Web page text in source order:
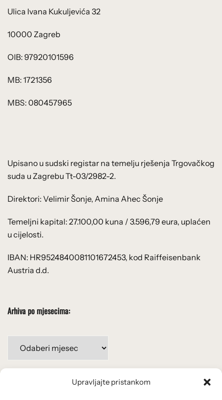
Upravljajte pristankom
Ulica Ivana Kukuljevića 32
10000 Zagreb
OIB: 97920101596
MB: 1721356
MBS: 080457965
Upisano u sudski registar na temelju rješenja Trgovačkog
suda u Zagrebu Tt-03/2982-2.
Direktori: Velimir Šonje, Amina Ahec Šonje
Temeljni kapital: 27.100,00 kuna / 3.596,79 eura, uplaćen
u cijelosti.
IBAN: HR9524840081101672453, kod Raiffeisenbank
Austria d.d.
Arhiva po mjesecima:
mjesecima: